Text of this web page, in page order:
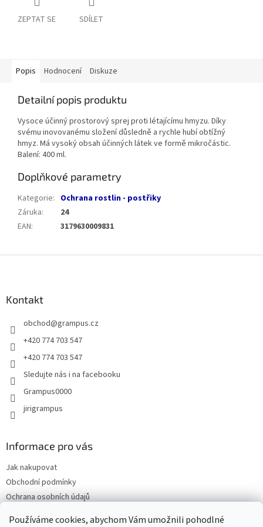
Používáme cookies, abychom Vám umožnili pohodlné
ZEPTAT SE SDÍLET
Popis Hodnocení Diskuze
Detailní popis produktu
Vysoce účinný prostorový sprej proti létajícímu hmyzu. Díky
svému inovovanému složení důsledně a rychle hubí obtížný
hmyz. Má vysoký obsah účinných látek ve formě mikročástic.
Balení: 400 ml.
Doplňkové parametry
Kategorie: Ochrana rostlin - postřiky
Záruka:
24
EAN: 3179630009831
Kontakt
obchod@grampus.cz
+420 774 703 547
+420 774 703 547
Sledujte nás i na facebooku
Grampus0000
jirigrampus
Informace pro vás
Jak nakupovat
Obchodní podmínky
Ochrana osobních údajů